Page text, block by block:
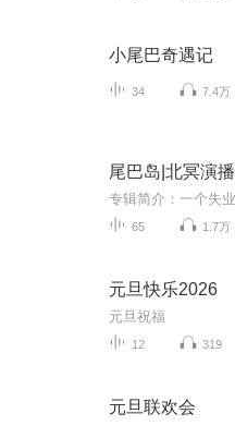
小尾巴奇遇记
34 7.4万
尾巴岛|北冥演播
65 1.7万
元旦快乐2026
元旦祝福
12 319
元旦联欢会